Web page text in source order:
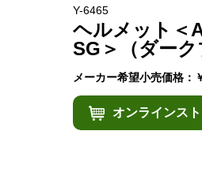
Y-6465
ヘルメット＜
SG＞（ダーク
メーカー希望小売価格
オンラインス